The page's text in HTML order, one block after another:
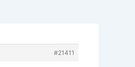
#21411